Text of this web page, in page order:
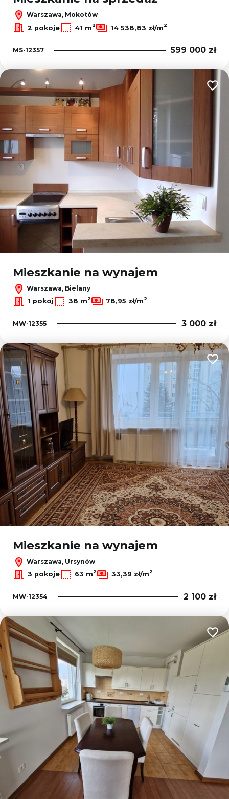
Warszawa, Mokotów
2 pokoje
41 m2 14 538,83 zł/m2
MS-12357 599 000 zł
Mieszkanie na wynajem
Warszawa, Bielany
1 pokoj
38 m2 78,95 zł/m2
MW-12355 3 000 zł
Mieszkanie na wynajem
Warszawa, Ursynów
3 pokoje
63 m2 33,39 zł/m2
MW-12354 2 100 zł